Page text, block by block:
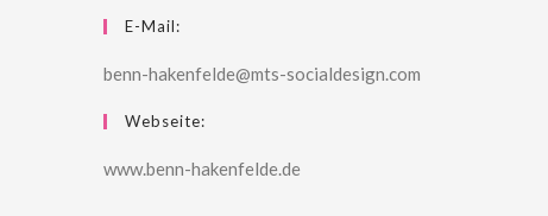
E-Mail:
benn-hakenfelde@mts-socialdesign.com
Webseite:
www.benn-hakenfelde.de